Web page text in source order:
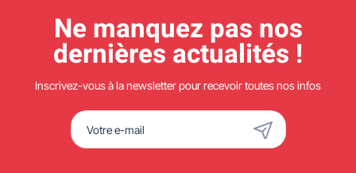
Ne manquez pas nos
dernières actualités !
Inscrivez-vous à la newsletter pour recevoir toutes nos infos